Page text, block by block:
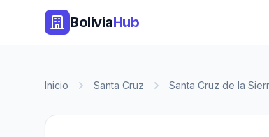
BoliviaHub
Inicio Santa Cruz Santa Cruz de la